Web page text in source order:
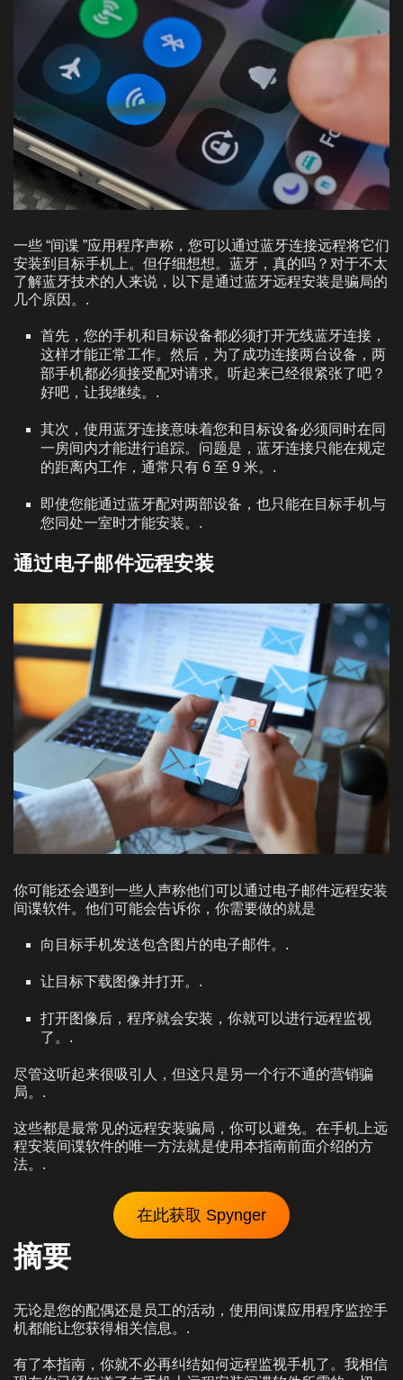
一些 “间谍 ”应用程序声称，您可以通过蓝牙连接远程将它们
安装到目标手机上。但仔细想想。蓝牙，真的吗？对于不太
了解蓝牙技术的人来说，以下是通过蓝牙远程安装是骗局的
几个原因。.
首先，您的手机和目标设备都必须打开无线蓝牙连接，
这样才能正常工作。然后，为了成功连接两台设备，两
部手机都必须接受配对请求。听起来已经很紧张了吧？
好吧，让我继续。.
其次，使用蓝牙连接意味着您和目标设备必须同时在同
一房间内才能进行追踪。问题是，蓝牙连接只能在规定
的距离内工作，通常只有 6 至 9 米。.
即使您能通过蓝牙配对两部设备，也只能在目标手机与
您同处一室时才能安装。.
通过电子邮件远程安装
你可能还会遇到一些人声称他们可以通过电子邮件远程安装
间谍软件。他们可能会告诉你，你需要做的就是
向目标手机发送包含图片的电子邮件。.
让目标下载图像并打开。.
打开图像后，程序就会安装，你就可以进行远程监视
了。.
尽管这听起来很吸引人，但这只是另一个行不通的营销骗
局。.
这些都是最常见的远程安装骗局，你可以避免。在手机上远
程安装间谍软件的唯一方法就是使用本指南前面介绍的方
法。.
在此获取 Spynger
摘要
无论是您的配偶还是员工的活动，使用间谍应用程序监控手
机都能让您获得相关信息。.
有了本指南，你就不必再纠结如何远程监视手机了。我相信